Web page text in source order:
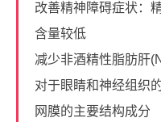
改善精神障碍症状：
含量较低
减少非酒精性脂肪肝
对于眼睛和神经组织
网膜的主要结构成分